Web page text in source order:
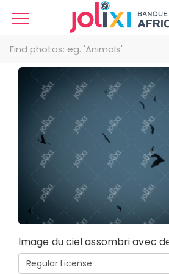
Image du ciel assombri avec